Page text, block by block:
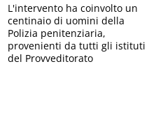
L'intervento ha coinvolto un
centinaio di uomini della
Polizia penitenziaria,
provenienti da tutti gli istituti
del Provveditorato